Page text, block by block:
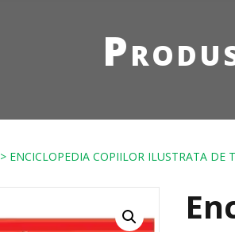
> ENCICLOPEDIA COPIILOR ILUSTRATA DE